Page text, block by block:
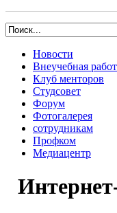
Новости
Внеучебная
Клуб менторов
Студсовет
Форум
Фотогалерея
сотрудникам
Профком
Медиацентр